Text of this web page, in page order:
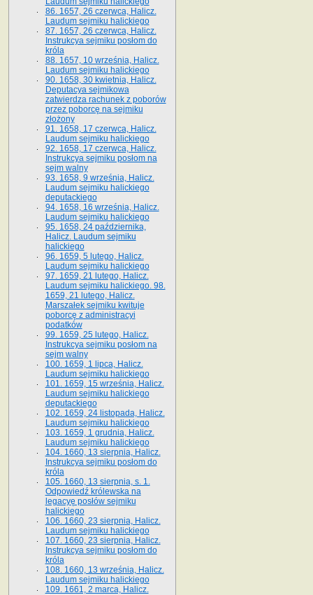
86. 1657, 26 czerwca, Halicz.
Laudum sejmiku halickiego
87. 1657, 26 czerwca, Halicz.
Instrukcya sejmiku posłom do
króla
88. 1657, 10 września, Halicz.
Laudum sejmiku halickiego
90. 1658, 30 kwietnia, Halicz.
Deputacya sejmikowa
zatwierdza rachunek z poborów
przez poborcę na sejmiku
złożony
91. 1658, 17 czerwca, Halicz.
Laudum sejmiku halickiego
92. 1658, 17 czerwca, Halicz.
Instrukcya sejmiku posłom na
sejm walny
93. 1658, 9 września, Halicz.
Laudum sejmiku halickiego
deputackiego
94. 1658, 16 września, Halicz.
Laudum sejmiku halickiego
95. 1658, 24 października,
Halicz. Laudum sejmiku
halickiego
96. 1659, 5 lutego, Halicz.
Laudum sejmiku halickiego
97. 1659, 21 lutego, Halicz.
Laudum sejmiku halickiego. 98.
1659, 21 lutego, Halicz.
Marszałek sejmiku kwituje
poborcę z administracyi
podatków
99. 1659, 25 lutego, Halicz.
Instrukcya sejmiku posłom na
sejm walny
100. 1659, 1 lipca, Halicz.
Laudum sejmiku halickiego
101. 1659, 15 września, Halicz.
Laudum sejmiku halickiego
deputackiego
102. 1659, 24 listopada, Halicz.
Laudum sejmiku halickiego
103. 1659, 1 grudnia, Halicz.
Laudum sejmiku halickiego
104. 1660, 13 sierpnia, Halicz.
Instrukcya sejmiku posłom do
króla
105. 1660, 13 sierpnia, s. 1.
Odpowiedź królewska na
legacyę posłów sejmiku
halickiego
106. 1660, 23 sierpnia, Halicz.
Laudum sejmiku halickiego
107. 1660, 23 sierpnia, Halicz.
Instrukcya sejmiku posłom do
króla
108. 1660, 13 września, Halicz.
Laudum sejmiku halickiego
109. 1661, 2 marca, Halicz.